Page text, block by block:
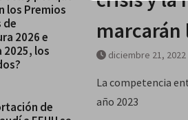
2025, los escritores
diciembre 21, 2022
La competencia
año 2023
los Premios
de
2026 e
2025, los
de